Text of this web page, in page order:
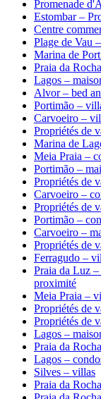
Promenade
Estombar –
Centre
Plage de Vau
Marina de
Praia da
Lagos –
Alvor – bed
Portimão –
Carvoeiro –
Propriétés de
Marina de
Meia Praia –
Portimão –
Propriétés de
Carvoeiro –
Propriétés de
Portimão –
Carvoeiro –
Propriétés de
Ferragudo –
Praia da Luz –
proximité
Meia Praia –
Propriétés de
Propriétés de
Lagos –
Praia da
Lagos –
Silves – villas
Praia da